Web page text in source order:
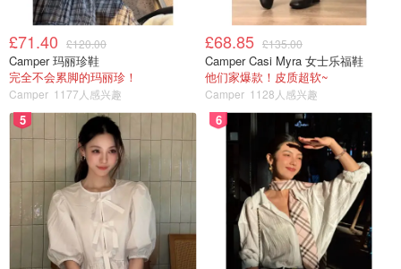
£71.40 £120.00
Camper 玛丽珍鞋
完全不会累脚的玛丽珍！
Camper 1177人感兴趣
£68.85 £135.00
Camper Casi Myra 女士乐福鞋
他们家爆款！皮质超软~
Camper 1128人感兴趣
5 6